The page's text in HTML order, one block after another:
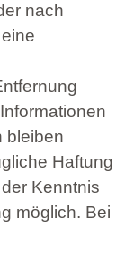
nach
bleiben
Haftung
Kenntnis
möglich. Bei